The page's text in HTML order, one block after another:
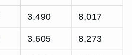
3,490 8,017
3,605 8,273